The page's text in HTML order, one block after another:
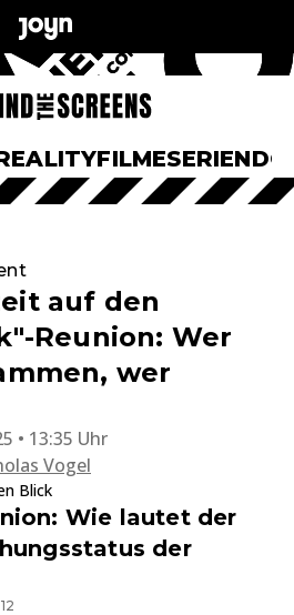
FILMESERIEN
auf den
Reunion: Wer
wer
• 13:35 Uhr
Vogel
Blick
Wie lautet der
der